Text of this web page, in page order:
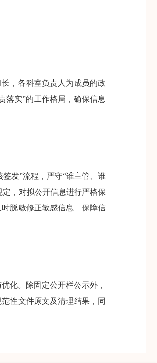
，各科室负责人为成员的政
落实”的工作格局，确保信息
发”流程，严守“谁主管、谁
，对拟公开信息进行严格保
脱敏修正敏感信息，保障信
化。除固定公开栏公示外，
性文件原文及清理结果，同